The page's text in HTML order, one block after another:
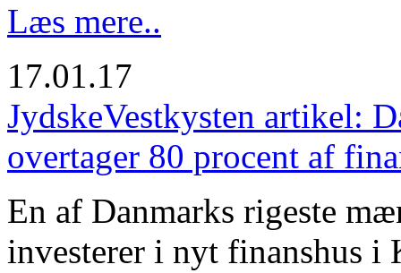
Læs mere..
17.01.17
JydskeVestkysten artikel:
overtager 80 procent af
En af Danmarks rigeste
investerer i nyt finanshus i